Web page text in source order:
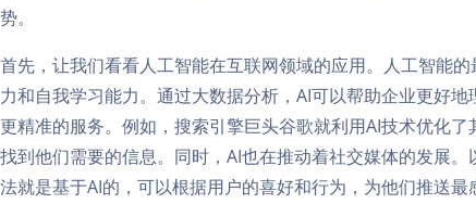
势。
首先，让我们看看人工智能在互联网领域的应用。人工智能
力和自我学习能力。通过大数据分析，AI可以帮助企业更好
更精准的服务。例如，搜索引擎巨头谷歌就利用AI技术优化
找到他们需要的信息。同时，AI也在推动着社交媒体的发展
法就是基于AI的，可以根据用户的喜好和行为，为他们推送最